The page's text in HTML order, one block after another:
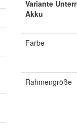
Variante
Akku
Farbe
Rahmengröße